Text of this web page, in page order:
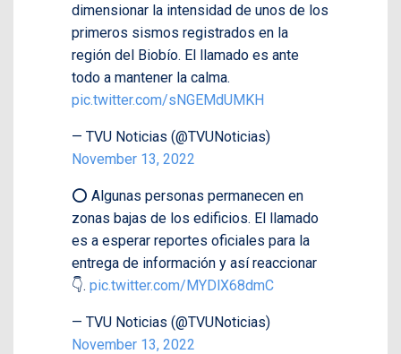
dimensionar la intensidad de unos de los
primeros sismos registrados en la
región del Biobío. El llamado es ante
todo a mantener la calma.
pic.twitter.com/sNGEMdUMKH
— TVU Noticias (@TVUNoticias)
November 13, 2022
⭕️ Algunas personas permanecen en
zonas bajas de los edificios. El llamado
es a esperar reportes oficiales para la
entrega de información y así reaccionar
👇. pic.twitter.com/MYDlX68dmC
— TVU Noticias (@TVUNoticias)
November 13, 2022